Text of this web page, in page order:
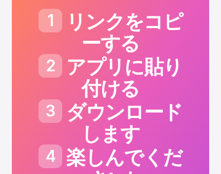
1
リンクをコピ
ーする
2
アプリに貼り
付ける
3
ダウンロード
します
4 楽しんでくだ